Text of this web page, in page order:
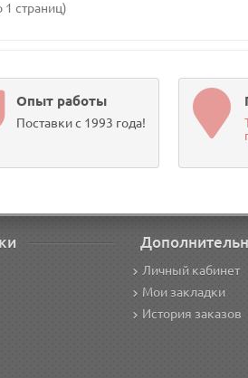
1 страниц)
Опыт работы
Поставки с 1993 года!
Личный кабинет
Мои закладки
История заказов